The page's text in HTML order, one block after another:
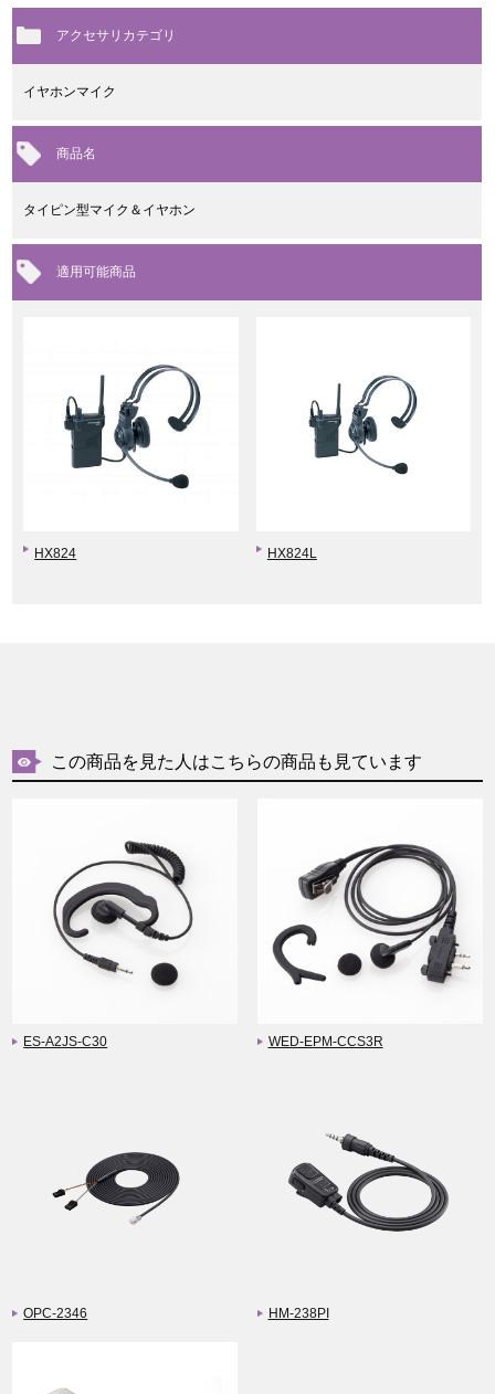
アクセサリカテゴリ
イヤホンマイク
商品名
タイピン型マイク＆イヤホン
適用可能商品
HX824 HX824L
この商品を見た人はこちらの商品も見ています
ES-A2JS-C30 WED-EPM-CCS3R
OPC-2346 HM-238PI